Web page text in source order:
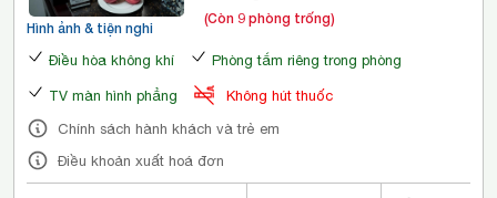
Hình ảnh & tiện nghi
(Còn 9 phòng trống)
Điều hòa không khí Phòng tắm riêng trong phòng
TV màn hình phẳng
Không hút thuốc
Chính sách hành khách và trẻ em
Điều khoản xuất hoá đơn